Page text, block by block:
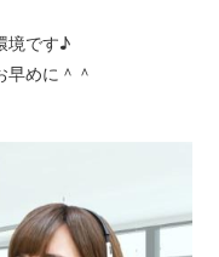
境です♪
めに＾＾